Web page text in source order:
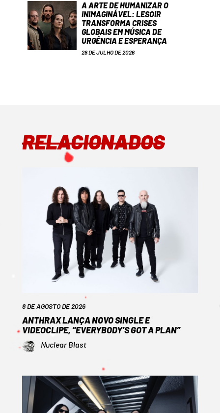
A ARTE DE HUMANIZAR O
INIMAGINÁVEL: LESOIR
TRANSFORMA CRISES
GLOBAIS EM MÚSICA DE
URGÊNCIA E ESPERANÇA
28 DE JULHO DE 2026
RELACIONADOS
8 DE AGOSTO DE 2026
ANTHRAX LANÇA NOVO SINGLE E
VIDEOCLIPE, “EVERYBODY’S GOT A PLAN”
Nuclear Blast